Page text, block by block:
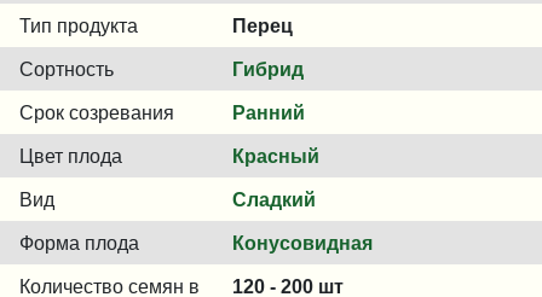
Тип продукта Перец
Сортность Гибрид
Срок созревания Ранний
Цвет плода Красный
Вид Сладкий
Форма плода Конусовидная
Количество семян в
120 - 200 шт